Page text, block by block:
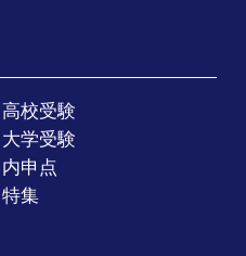
高校受験
大学受験
内申点
特集